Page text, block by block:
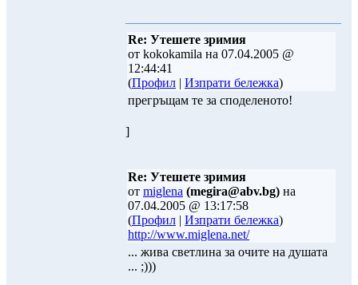
Re: Утешете зримия
от kokokamila на 07.04.2005 @
12:44:41
(Профил | Изпрати бележка)
прегръщам те за споделеното!
]
Re: Утешете зримия
от miglena (megira@abv.bg) на
07.04.2005 @ 13:17:58
(Профил | Изпрати бележка)
http://www.miglena.net/
... жива светлина за очите на душата
... ;)))